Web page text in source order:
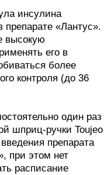
инсулина
препарате «Лантус».
высокую
его в
более
контроля (до 36
один раз
шприц-ручки Toujeo
препарата
при этом нет
расписание